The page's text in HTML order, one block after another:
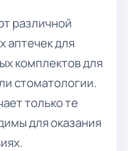
различной
аптечек для
комплектов для
стоматологии.
только те
для оказания